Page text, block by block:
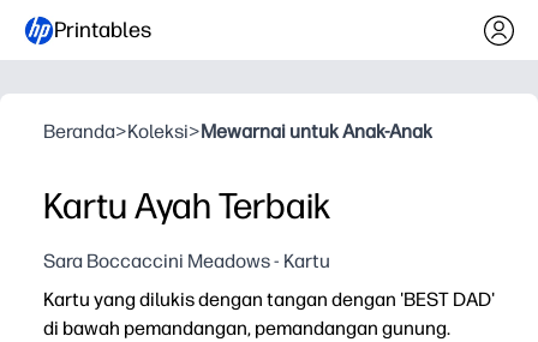
Printables
Beranda>Koleksi>Mewarnai untuk Anak-Anak
Kartu Ayah Terbaik
Sara Boccaccini Meadows - Kartu
Kartu yang dilukis dengan tangan dengan 'BEST DAD'
di bawah pemandangan, pemandangan gunung.